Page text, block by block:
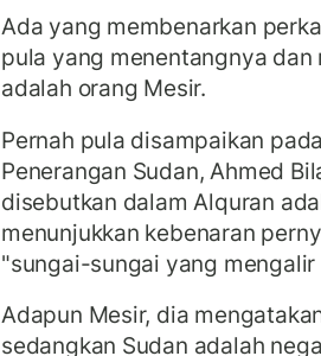
Ada yang membenarkan
pula yang menentangnya
adalah orang Mesir.
Pernah pula disampaikan
Penerangan Sudan, Ahmed
disebutkan dalam Alquran
menunjukkan kebenaran
"sungai-sungai yang mengalir
Adapun Mesir, dia
sedangkan Sudan adalah